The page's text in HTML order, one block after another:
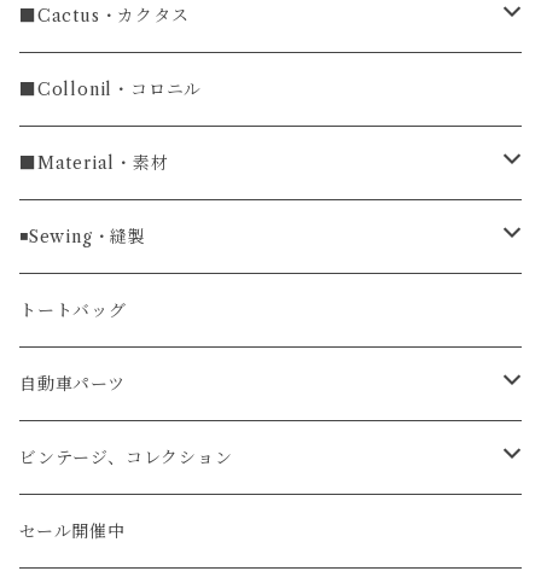
ラグ幅19mm
ラグ幅20mm
ラグ幅22mm
ラグ幅24mm
長財布
ラウンドファスナー長財布
名刺入れ
小銭入れ
キーケース
時計ベルト
マネークリップ
腕時計
ラウンドファスナー
カードケース
マウスパッド
コインケース
キーホルダー
キーケース
■Cactus・カクタス
コインケース
キーホルダー
ライターケース
レザーウォッチ
文字盤Mサイズ（φ33mm）
文字盤Sサイズ（φ26mm）
レザーウォレット
ロング
ショート
タバコケース
カードケース
■Collonil・コロニル
■Material・素材
クロコダイル
パイソン
リザード
エレファント
ガルーシャ（エイ）
◾️Sewing・縫製
ハンドステッチ（手縫い）仕立て
ミシンステッチ仕立て
トートバッグ
自動車パーツ
ステアリング
シフトノブ
ビンテージ、コレクション
ウッドキーホルダー
セール開催中